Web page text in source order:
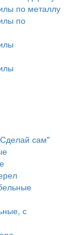
по металлу
по
сам"
с